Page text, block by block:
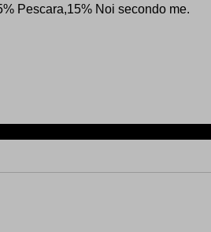
Pescara,15% Noi secondo me.